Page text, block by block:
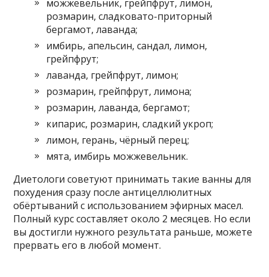
можжевельник, грейпфрут, лимон,
розмарин, сладковато-приторный
бергамот, лаванда;
имбирь, апельсин, сандал, лимон,
грейпфрут;
лаванда, грейпфрут, лимон;
розмарин, грейпфрут, лимона;
розмарин, лаванда, бергамот;
кипарис, розмарин, сладкий укроп;
лимон, герань, чёрный перец;
мята, имбирь можжевельник.
Диетологи советуют принимать такие ванны для
похудения сразу после антицеллюлитных
обёртываний с использованием эфирных масел.
Полный курс составляет около 2 месяцев. Но если
вы достигли нужного результата раньше, можете
прервать его в любой момент.